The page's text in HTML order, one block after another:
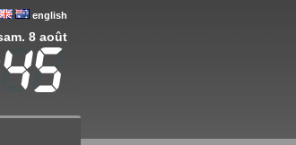
english
8 août